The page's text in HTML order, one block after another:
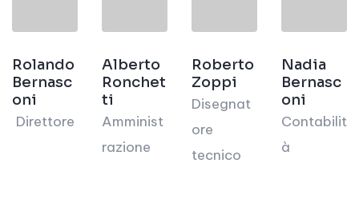
Rolando
Bernasc
oni
Direttore
Alberto
Ronchet
ti
Amminist
razione
Roberto
Zoppi
Disegnat
ore
tecnico
Nadia
Bernasc
oni
Contabilit
à